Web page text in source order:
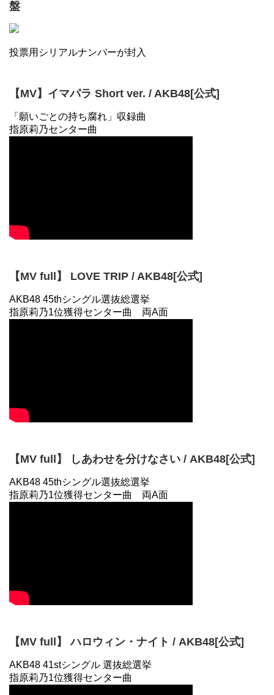
盤
投票用シリアルナンバーが封入
【MV】イマパラ Short ver. / AKB48[公式]
「願いごとの持ち腐れ」収録曲
指原莉乃センター曲
【MV full】 LOVE TRIP / AKB48[公式]
AKB48 45thシングル選抜総選挙
指原莉乃1位獲得センター曲 両A面
【MV full】 しあわせを分けなさい / AKB48[公式]
AKB48 45thシングル選抜総選挙
指原莉乃1位獲得センター曲 両A面
【MV full】 ハロウィン・ナイト / AKB48[公式]
AKB48 41stシングル 選抜総選挙
指原莉乃1位獲得センター曲